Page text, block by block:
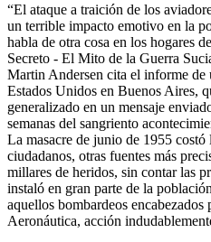
“El ataque a traición de los
un terrible impacto emotivo en la
habla de otra cosa en los hogares
Secreto - El Mito de la Guerra
Martin Andersen cita el informe de
Estados Unidos en Buenos Aires,
generalizado en un mensaje
semanas del sangriento
La masacre de junio de 1955
ciudadanos, otras fuentes más
millares de heridos, sin contar las
instaló en gran parte de la
aquellos bombardeos
Aeronáutica, acción